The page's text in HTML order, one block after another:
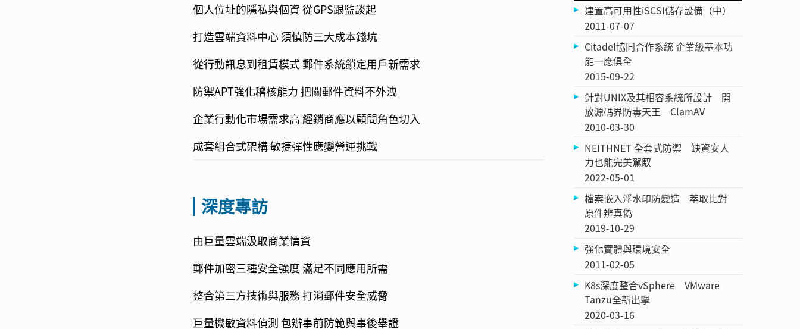
個人位址的隱私與個資 從GPS跟監談起
打造雲端資料中心 須慎防三大成本錢坑
從行動訊息到租賃模式 郵件系統鎖定用戶新需求
防禦APT強化稽核能力 把關郵件資料不外洩
企業行動化市場需求高 經銷商應以顧問角色切入
成套組合式架構 敏捷彈性應變營運挑戰
深度專訪
由巨量雲端汲取商業情資
郵件加密三種安全強度 滿足不同應用所需
整合第三方技術與服務 打消郵件安全威脅
巨量機敏資料偵測 包辦事前防範與事後舉證
建置高可用性iSCSI儲存設備（中）
2011-07-07
Citadel協同合作系統 企業級基本功
能一應俱全
2015-09-22
針對UNIX及其相容系統所設計 開
放源碼界防毒天王—ClamAV
2010-03-30
NEITHNET 全套式防禦 缺資安人
力也能完美駕馭
2022-05-01
檔案嵌入浮水印防變造 萃取比對
原件辨真偽
2019-10-29
強化實體與環境安全
2011-02-05
K8s深度整合vSphere VMware
Tanzu全新出擊
2020-03-16